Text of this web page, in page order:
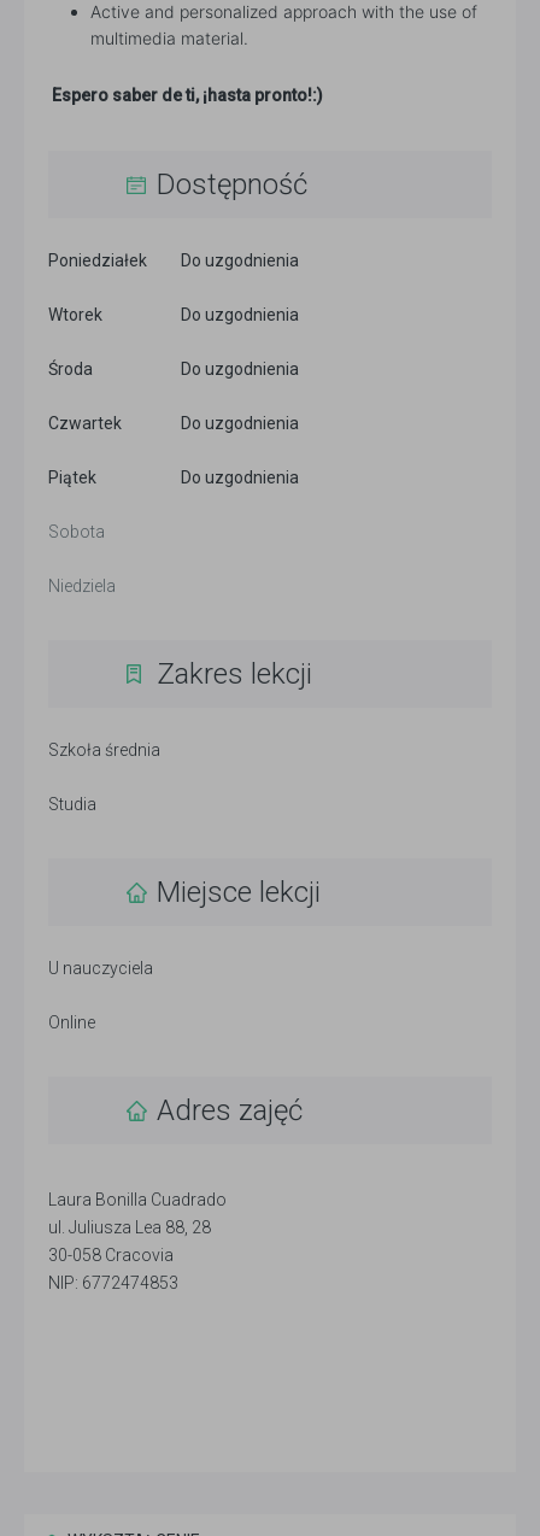
Active and personalized approach with the use of
multimedia material.
Espero saber de ti, ¡hasta pronto!:)
Dostępność
Poniedziałek Do uzgodnienia
Wtorek Do uzgodnienia
Środa Do uzgodnienia
Czwartek Do uzgodnienia
Piątek Do uzgodnienia
Sobota
Niedziela
Zakres lekcji
Szkoła średnia
Studia
Miejsce lekcji
U nauczyciela
Online
Adres zajęć
Laura Bonilla Cuadrado
ul. Juliusza Lea 88, 28
30-058 Cracovia
NIP: 6772474853